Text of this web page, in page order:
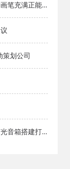
笔充满正能
策划公司
音箱搭建打